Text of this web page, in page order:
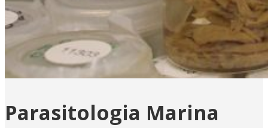
Parasitologia Marina